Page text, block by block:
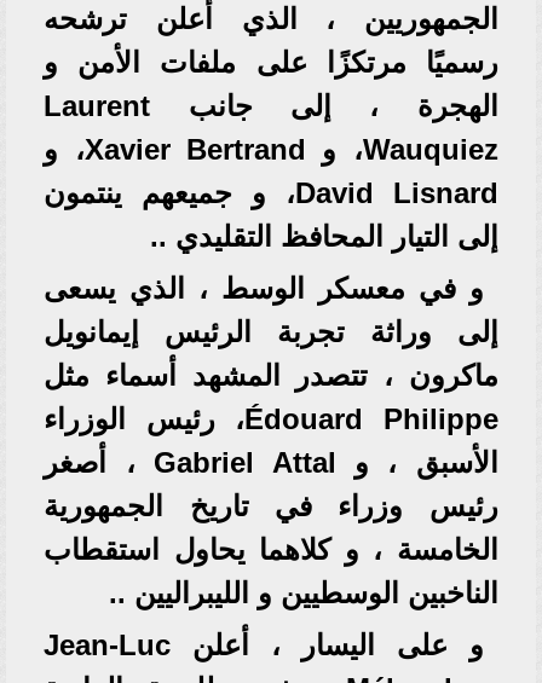
الجمهوريين ، الذي أعلن ترشحه
رسميًا مرتكزًا على ملفات الأمن و
الهجرة ، إلى جانب Laurent
Wauquiez، و Xavier Bertrand، و
David Lisnard، و جميعهم ينتمون
إلى التيار المحافظ التقليدي ..
و في معسكر الوسط ، الذي يسعى
إلى وراثة تجربة الرئيس إيمانويل
ماكرون ، تتصدر المشهد أسماء مثل
Édouard Philippe، رئيس الوزراء
الأسبق ، و Gabriel Attal ، أصغر
رئيس وزراء في تاريخ الجمهورية
الخامسة ، و كلاهما يحاول استقطاب
الناخبين الوسطيين و الليبراليين ..
و على اليسار ، أعلن Jean-Luc